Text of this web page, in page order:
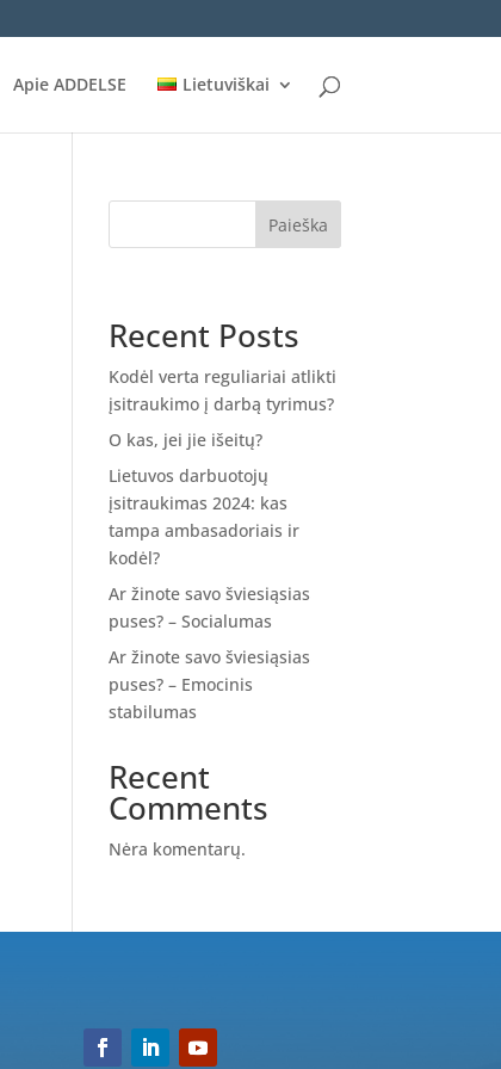
Apie ADDELSE Lietuviškai
Paieška
Recent Posts
Kodėl verta reguliariai atlikti
įsitraukimo į darbą tyrimus?
O kas, jei jie išeitų?
Lietuvos darbuotojų
įsitraukimas 2024: kas
tampa ambasadoriais ir
kodėl?
Ar žinote savo šviesiąsias
puses? – Socialumas
Ar žinote savo šviesiąsias
puses? – Emocinis
stabilumas
Recent
Comments
Nėra komentarų.